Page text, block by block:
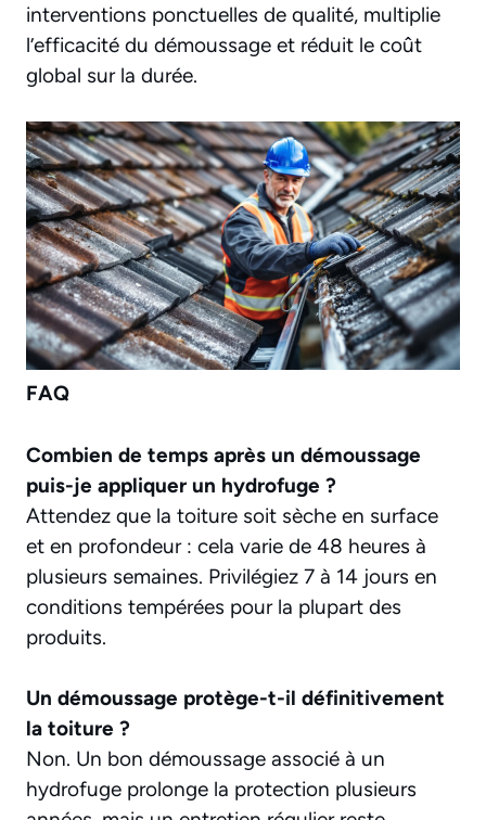
interventions ponctuelles de qualité, multiplie
l’efficacité du démoussage et réduit le coût
global sur la durée.
FAQ
Combien de temps après un démoussage
puis-je appliquer un hydrofuge ?
Attendez que la toiture soit sèche en surface
et en profondeur : cela varie de 48 heures à
plusieurs semaines. Privilégiez 7 à 14 jours en
conditions tempérées pour la plupart des
produits.
Un démoussage protège-t-il définitivement
la toiture ?
Non. Un bon démoussage associé à un
hydrofuge prolonge la protection plusieurs